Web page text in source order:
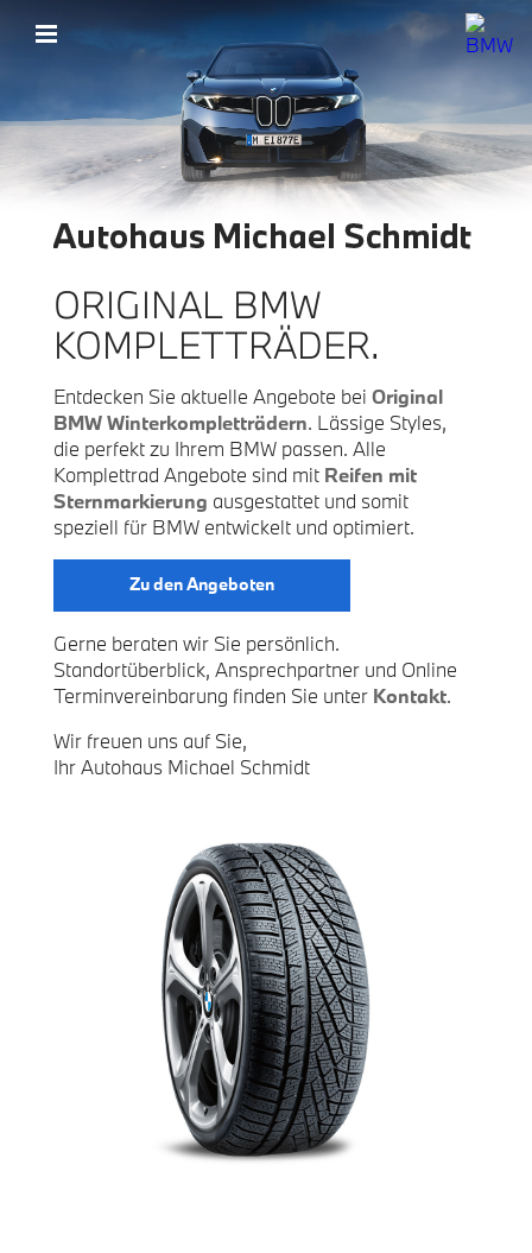
ORIGINAL BMW
KOMPLETTRÄDER.
Entdecken Sie aktuelle Angebote bei Original
BMW Winter­komplett­rädern. Lässige Styles,
die perfekt zu Ihrem BMW passen. Alle
Komplettrad Angebote sind mit Reifen mit
Sternmarkierung ausgestattet und somit
speziell für BMW entwickelt und optimiert.
Zu den Angeboten
Gerne beraten wir Sie persönlich.
Standortüberblick, Ansprechpartner und Online
Terminvereinbarung finden Sie unter Kontakt.
Wir freuen uns auf Sie,
Ihr Autohaus Michael Schmidt